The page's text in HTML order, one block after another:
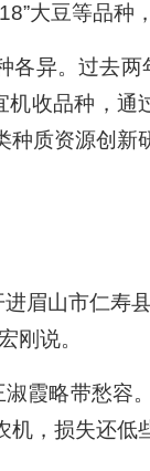
大豆等品种
各异。过去
收品种，
种质资源创
眉山市仁寿
刚说。
霞略带愁容
机，损失还低